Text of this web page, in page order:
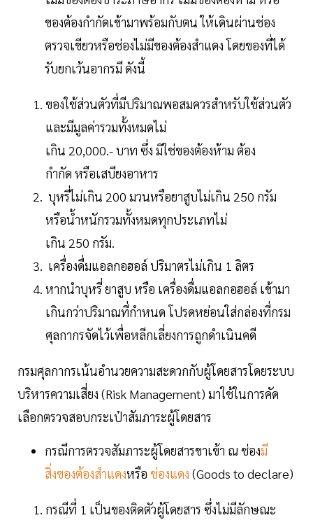
ของต้องกำกัดเข้ามาพร้อมกับตน ให้เดินผ่านช่อง
ตรวจเขียวหรือช่องไม่มีของต้องสำแดง โดยของที่ได้
รับยกเว้นอากรมี ดังนี้
ของใช้ส่วนตัวที่มีปริมาณพอสมควรสำหรับใช้ส่วนตัว
และมีมูลค่ารวมทั้งหมดไม่
เกิน 20,000.- บาท ซึ่ง มิใช่ของต้องห้าม ต้อง
กำกัด หรือเสบียงอาหาร
บุหรี่ไม่เกิน 200 มวนหรือยาสูบไม่เกิน 250 กรัม
หรือน้ำหนักรวมทั้งหมดทุกประเภทไม่
เกิน 250 กรัม.
เครื่องดื่มแอลกอฮอล์ ปริมาตรไม่เกิน 1 ลิตร
หากนำบุหรี่ ยาสูบ หรือ เครื่องดื่มแอลกอฮอล์ เข้ามา
เกินกว่าปริมาณที่กำหนด โปรดหย่อนใส่กล่องที่กรม
ศุลกากรจัดไว้เพื่อหลีกเลี่ยงการถูกดำเนินคดี
กรมศุลกากรเน้นอำนวยความสะดวกกับผู้โดยสารโดยระบบ
บริหารความเสี่ยง (Risk Management) มาใช้ในการคัด
เลือกตรวจสอบกระเป๋าสัมภาระผู้โดยสาร
กรณีการตรวจสัมภาระผู้โดยสารขาเข้า ณ ช่องมี
สิ่งของต้องสำแดงหรือ ช่องแดง (Goods to declare)
กรณีที่ 1 เป็นของติดตัวผู้โดยสาร ซึ่งไม่มีลักษณะ